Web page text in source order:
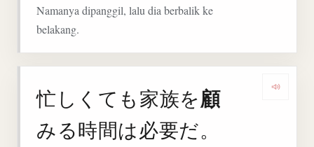
Namanya dipanggil, lalu dia berbalik ke
belakang.
忙しくても家族を顧
みる時間は必要だ。